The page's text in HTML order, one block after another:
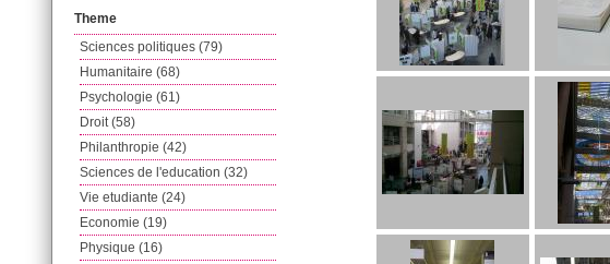
Theme
Sciences politiques (79)
Humanitaire (68)
Psychologie (61)
Droit (58)
Philanthropie (42)
Sciences de l'education (32)
Vie etudiante (24)
Economie (19)
Physique (16)